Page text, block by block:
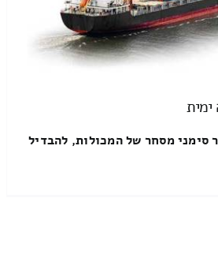
ימית
סימני מסחר של המכולות, להבדיל